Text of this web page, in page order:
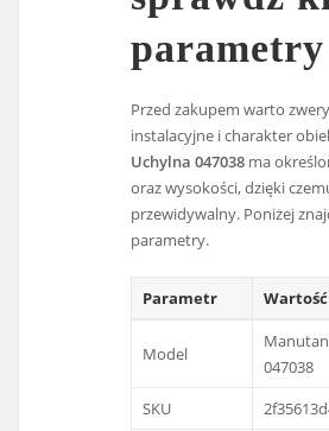
parametry
Przed zakupem warto
instalacyjne i charakter
Uchylna 047038 ma
oraz wysokości, dzięki
przewidywalny. Poniżej
parametry.
Parametr Wartość
Model
047038
SKU